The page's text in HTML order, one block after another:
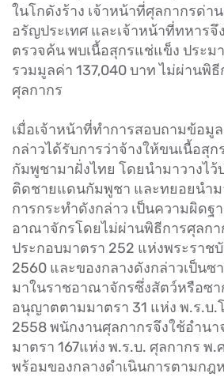
ในโกดังร้าง เจ้าหน้าที่ศุลกากรด่า
อรัญประเทศ และเจ้าหน้าที่ทหารจึ
ตรวจค้น พบเนื้อสุกรแช่แข็ง ประม
รวมมูลค่า 137,040 บาท ไม่ผ่านพิ
ศุลกากร
เมื่อเจ้าหน้าที่ทำการสอบถามข้อมู
กล่าวได้รับการว่าจ้างให้ขนเนื้อสุ
กัมพูชามาฝั่งไทย โดยนำมาวางไ
ติดชายแดนกัมพูชา และทยอยนำม
การกระทำดังกล่าว เป็นความผิดฐ
อาณาจักรโดยไม่ผ่านพิธีการศุลก
ประกอบมาตรา 252 แห่งพระรา
2560 และของกลางดังกล่าวเป็นซ
มาในราชอาณาจักรซึ่งสัตว์หรือซา
อนุญาตตามมาตรา 31 แห่ง พ.ร.บ.
2558 พนักงานศุลกากรจึงใช้อำนา
มาตรา 167แห่ง พ.ร.บ. ศุลกากร พ
พร้อมของกลางดำเนินการตามกฎ